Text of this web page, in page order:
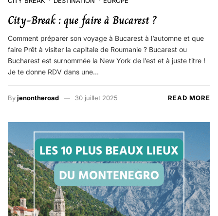
City-Break : que faire à Bucarest ?
Comment préparer son voyage à Bucarest à l’automne et que
faire Prêt à visiter la capitale de Roumanie ? Bucarest ou
Bucharest est surnommée la New York de l’est et à juste titre !
Je te donne RDV dans une…
Byjenontheroad 30 juillet 2025 READ MORE